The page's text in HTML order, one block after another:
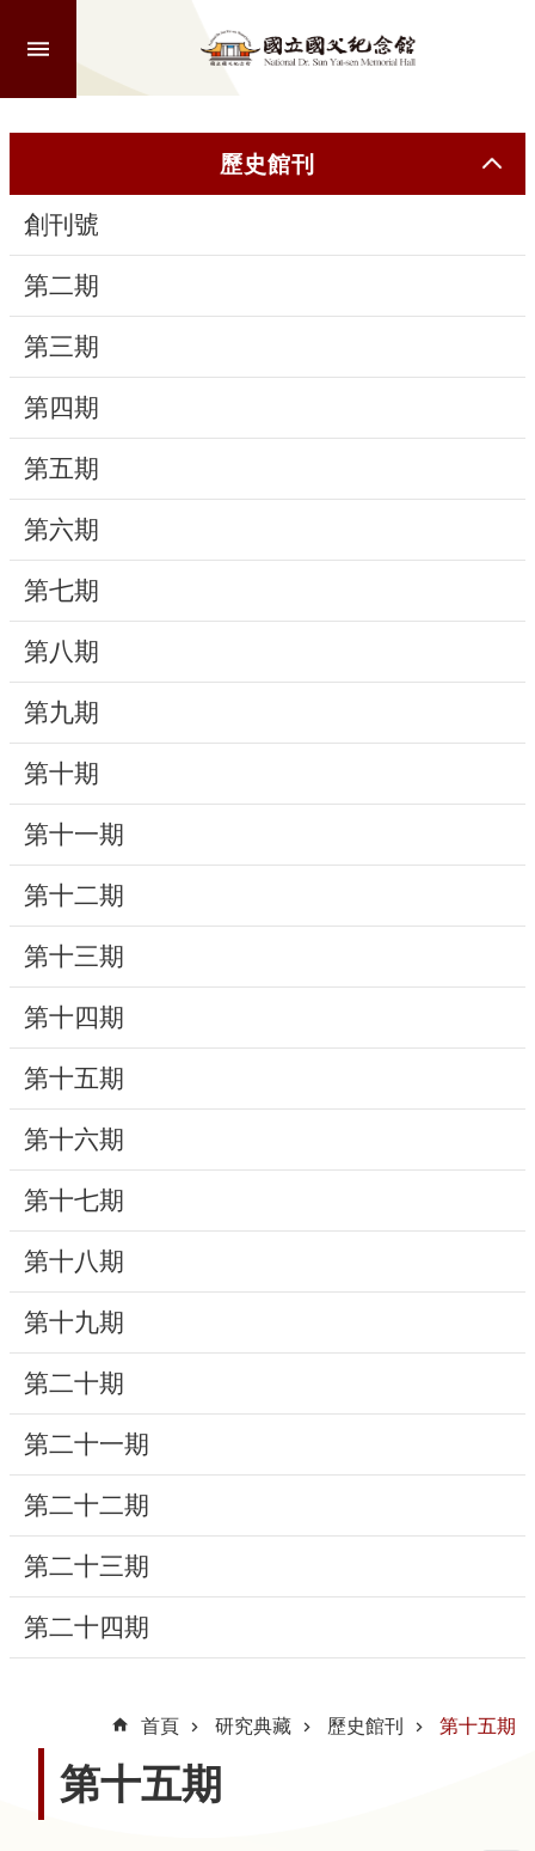
階
尋
認
識
本
館
參
觀
動
線
上
源
新
聞
與
公
告
便
民
服
研
究
典
藏
性
別
平
等
政
府
資
訊
公
開
及
歷史館刊
創刊號
第二期
第三期
第四期
第五期
第六期
第七期
第八期
第九期
第十期
第十一期
第十二期
第十三期
第十四期
第十五期
第十六期
第十七期
第十八期
第十九期
第二十期
第二十一期
第二十二期
第二十三期
第二十四期
首頁 研究典藏 歷史館刊 第十五期
第十五期